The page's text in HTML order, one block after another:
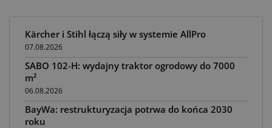
Kärcher i Stihl łączą siły w systemie AllPro
07.08.2026
SABO 102-H: wydajny traktor ogrodowy do 7000
m²
06.08.2026
BayWa: restrukturyzacja potrwa do końca 2030
roku